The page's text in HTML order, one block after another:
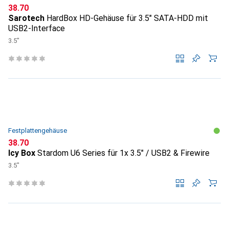
CHF
38.70
Sarotech HardBox HD-Gehäuse für 3.5" SATA-HDD mit
USB2-Interface
3.5"
Festplattengehäuse
CHF
38.70
Icy Box Stardom U6 Series für 1x 3.5" / USB2 & Firewire
3.5"